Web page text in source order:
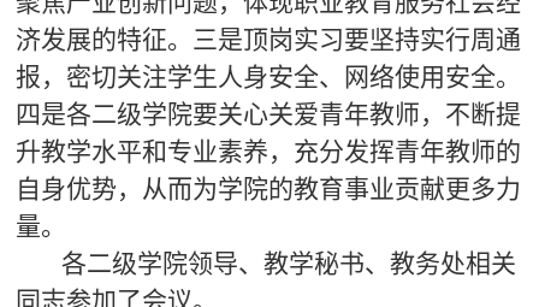
济发展的特征。三是顶岗实习要坚持实行周通
报，密切关注学生人身安全、网络使用安全。
四是各二级学院要关心关爱青年教师，不断提
升教学水平和专业素养，充分发挥青年教师的
自身优势，从而为学院的教育事业贡献更多力
量。
各二级学院领导、教学秘书、教务处相关
同志参加了会议。